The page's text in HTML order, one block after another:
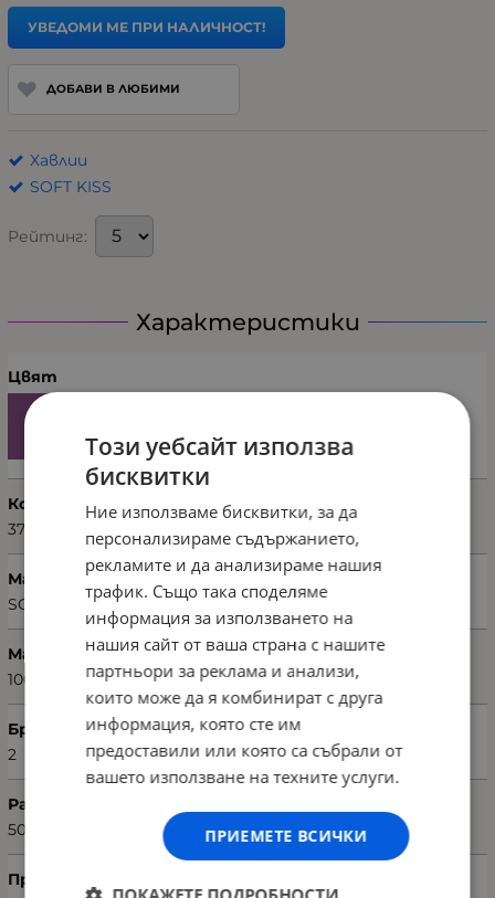
УВЕДОМИ МЕ ПРИ НАЛИЧНОСТ!
ДОБАВИ В ЛЮБИМИ
Хавлии
SOFT KISS
Рейтинг:
Характеристики
Цвят
Код на продукта
373VDN1157
Марка
SOFT KISS
Материал
100% памук
Брой части
2
Размери хавлия (Ш х Д)
50 х 90 см; 70 х 135 см
Произход
Този уебсайт използва
бисквитки
Ние използваме бисквитки, за да
персонализираме съдържанието,
рекламите и да анализираме нашия
трафик. Също така споделяме
информация за използването на
нашия сайт от ваша страна с нашите
партньори за реклама и анализи,
които може да я комбинират с друга
информация, която сте им
предоставили или която са събрали от
вашето използване на техните услуги.
ПРИЕМЕТЕ ВСИЧКИ